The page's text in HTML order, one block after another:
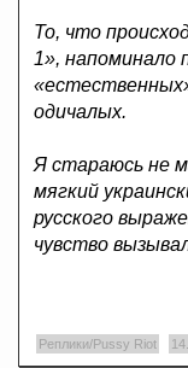
То, что
1», напоминало
одичалых.
Я стараюсь не
мягкий
русского
чувство
Реплики/Pussy Riot